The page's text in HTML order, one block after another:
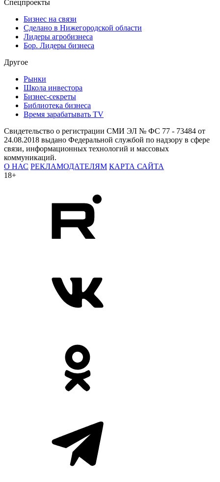
Спецпроекты
Бизнес на связи
Сделано в Нижегородской области
Лидеры агробизнеса
Бор. Лидеры бизнеса
Другое
Рынки
Школа инвестора
Бизнес-секреты
Библиотека бизнеса
Время зарабатывать TV
Свидетельство о регистрации СМИ ЭЛ № ФС 77 - 73484 от
24.08.2018 выдано Федеральной службой по надзору в сфере
связи, информационных технологий и массовых
коммуникаций.
О НАС РЕКЛАМОДАТЕЛЯМ КАРТА САЙТА
18+